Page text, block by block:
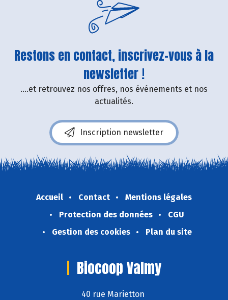
Restons en contact, inscrivez-vous à la
newsletter !
....et retrouvez nos offres, nos événements et nos
actualités.
Inscription newsletter
Accueil Contact
Mentions légales
Protection des données
CGU
Gestion des cookies
Plan du site
Biocoop Valmy
40 rue Marietton